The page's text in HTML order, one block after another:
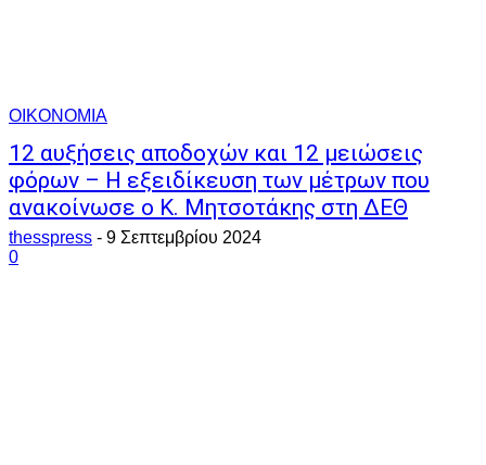
ΟΙΚΟΝΟΜΙΑ
12 αυξήσεις αποδοχών και 12 μειώσεις
φόρων – Η εξειδίκευση των μέτρων που
ανακοίνωσε ο Κ. Μητσοτάκης στη ΔΕΘ
thesspress - 9 Σεπτεμβρίου 2024
0